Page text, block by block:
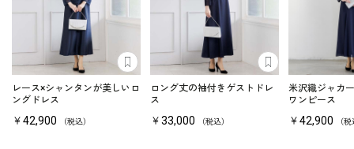
あとで見る
レース×シャンタンが美しいロ
ングドレス
￥42,900 （税込）
あとで見る
ロング丈の袖付きゲストドレ
ス
￥33,000 （税込）
米沢織ジャカ
ワンピース
￥42,900 （